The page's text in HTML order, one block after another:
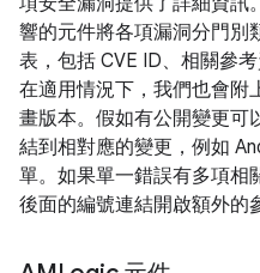
響的元件將各項漏洞分門別
表，包括 CVE ID、相關參考
在適用情況下，我們也會附
畫版本。假如有公開變更可
結到相對應的變更，例如
單。如果單一錯誤有多項相
後面的編號連結開啟額外的